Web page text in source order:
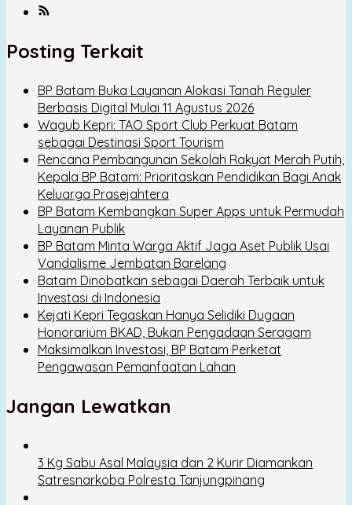
Posting Terkait
BP Batam Buka Layanan Alokasi Tanah Reguler
Berbasis Digital Mulai 11 Agustus 2026
Wagub Kepri: TAO Sport Club Perkuat Batam
sebagai Destinasi Sport Tourism
Rencana Pembangunan Sekolah Rakyat Merah Putih,
Kepala BP Batam: Prioritaskan Pendidikan Bagi Anak
Keluarga Prasejahtera
BP Batam Kembangkan Super Apps untuk Permudah
Layanan Publik
BP Batam Minta Warga Aktif Jaga Aset Publik Usai
Vandalisme Jembatan Barelang
Batam Dinobatkan sebagai Daerah Terbaik untuk
Investasi di Indonesia
Kejati Kepri Tegaskan Hanya Selidiki Dugaan
Honorarium BKAD, Bukan Pengadaan Seragam
Maksimalkan Investasi, BP Batam Perketat
Pengawasan Pemanfaatan Lahan
Jangan Lewatkan
3 Kg Sabu Asal Malaysia dan 2 Kurir Diamankan
Satresnarkoba Polresta Tanjungpinang